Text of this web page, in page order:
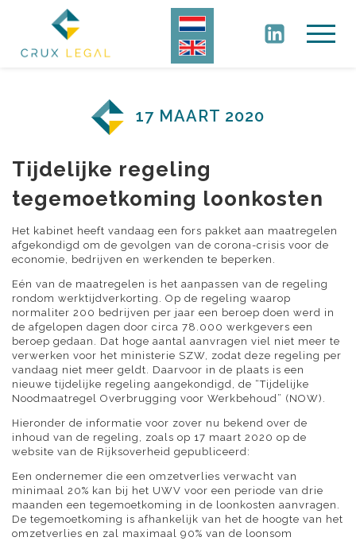
17 MAART 2020
Tijdelijke regeling
tegemoetkoming loonkosten
Het kabinet heeft vandaag een fors pakket aan maatregelen
afgekondigd om de gevolgen van de corona-crisis voor de
economie, bedrijven en werkenden te beperken.
Eén van de maatregelen is het aanpassen van de regeling
rondom werktijdverkorting. Op de regeling waarop
normaliter 200 bedrijven per jaar een beroep doen werd in
de afgelopen dagen door circa 78.000 werkgevers een
beroep gedaan. Dat hoge aantal aanvragen viel niet meer te
verwerken voor het ministerie SZW, zodat deze regeling per
vandaag niet meer geldt. Daarvoor in de plaats is een
nieuwe tijdelijke regeling aangekondigd, de “Tijdelijke
Noodmaatregel Overbrugging voor Werkbehoud” (NOW).
Hieronder de informatie voor zover nu bekend over de
inhoud van de regeling, zoals op 17 maart 2020 op de
website van de Rijksoverheid gepubliceerd:
Een ondernemer die een omzetverlies verwacht van
minimaal 20% kan bij het UWV voor een periode van drie
maanden een tegemoetkoming in de loonkosten aanvragen.
De tegemoetkoming is afhankelijk van het de hoogte van het
omzetverlies en zal maximaal 90% van de loonsom